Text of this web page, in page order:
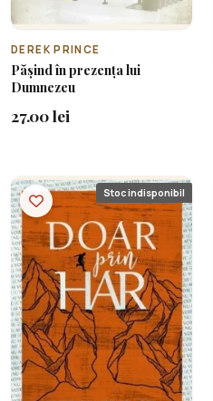
DEREK PRINCE
Pășind în prezența lui
Dumnezeu
27.00 lei
Stoc indisponibil